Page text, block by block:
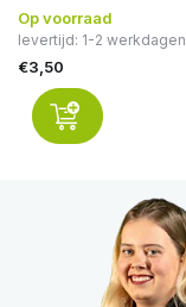
Op voorraad
levertijd: 1-2 werkdagen
€3,50